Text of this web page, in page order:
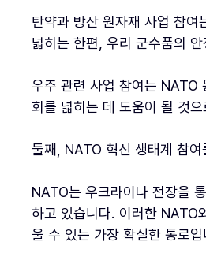
탄약과 방산 원자재 사업 참
넓히는 한편, 우리 군수품의
우주 관련 사업 참여는 NATO
회를 넓히는 데 도움이 될 것
둘째, NATO 혁신 생태계 참
NATO는 우크라이나 전장을
하고 있습니다. 이러한 NATO
울 수 있는 가장 확실한 통로입